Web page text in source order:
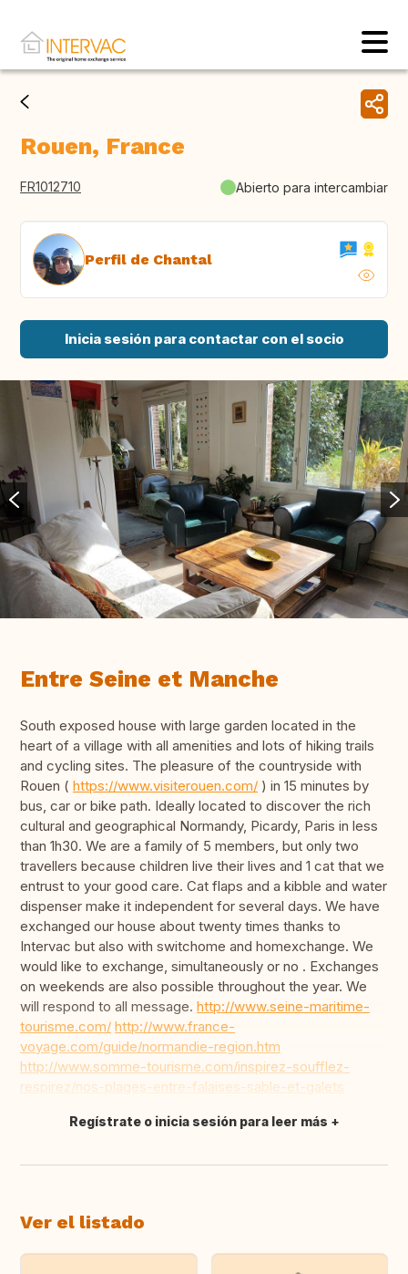
Rouen, France
FR1012710 Abierto para intercambiar
Perfil de Chantal
Inicia sesión para contactar con el socio
Entre Seine et Manche
South exposed house with large garden located in the
heart of a village with all amenities and lots of hiking trails
and cycling sites. The pleasure of the countryside with
Rouen ( https://www.visiterouen.com/ ) in 15 minutes by
bus, car or bike path. Ideally located to discover the rich
cultural and geographical Normandy, Picardy, Paris in less
than 1h30. We are a family of 5 members, but only two
travellers because children live their lives and 1 cat that we
entrust to your good care. Cat flaps and a kibble and water
dispenser make it independent for several days. We have
exchanged our house about twenty times thanks to
Intervac but also with switchome and homexchange. We
would like to exchange, simultaneously or no . Exchanges
on weekends are also possible throughout the year. We
will respond to all message. http://www.seine-maritime-
tourisme.com/ http://www.france-
voyage.com/guide/normandie-region.htm
http://www.somme-tourisme.com/inspirez-soufflez-
respirez/nos-plages-entre-falaises-sable-et-galets
Traducir
Regístrate o inicia sesión para leer más
Ver el listado